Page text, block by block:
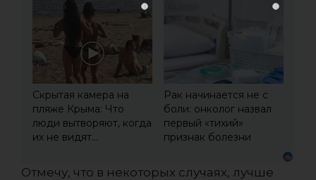
i
Скрытая камера на
пляже Крыма: Что
люди вытворяют, когда
их не видят...
i
Рак начинается не с
боли: онколог назвал
первый «тихий»
признак болезни
Отмечу, что в некоторых случаях, лучше